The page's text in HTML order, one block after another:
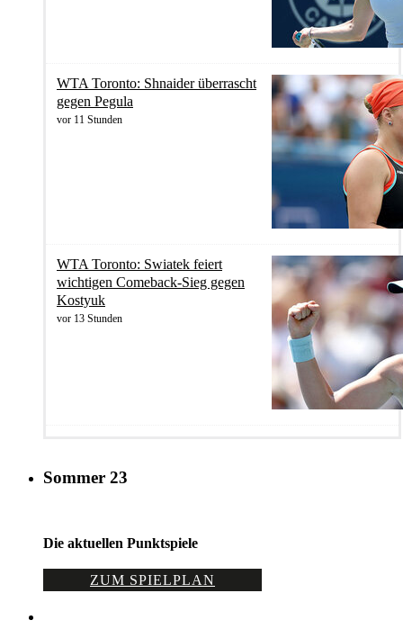
WTA Toronto: Shnaider überrascht
gegen Pegula
vor 11 Stunden
WTA Toronto: Swiatek feiert
wichtigen Comeback-Sieg gegen
Kostyuk
vor 13 Stunden
Sommer 23
Die aktuellen Punktspiele
ZUM SPIELPLAN